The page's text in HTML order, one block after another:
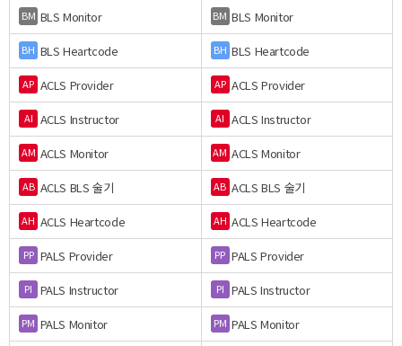
BM BLS Monitor BM BLS Monitor
BH BLS Heartcode BH BLS Heartcode
AP ACLS Provider AP ACLS Provider
AI ACLS Instructor AI ACLS Instructor
AM ACLS Monitor AM ACLS Monitor
AB ACLS BLS 술기 AB ACLS BLS 술기
AH ACLS Heartcode AH ACLS Heartcode
PP PALS Provider PP PALS Provider
PI PALS Instructor PI PALS Instructor
PM PALS Monitor PM PALS Monitor